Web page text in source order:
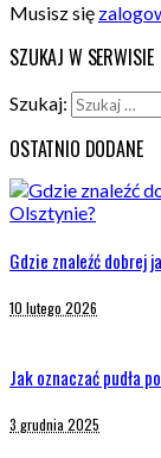
Musisz się
SZUKAJ W SERWISIE
Szukaj:
OSTATNIO DODANE
Gdzie znaleźć dobrej
10 lutego 2026
Jak oznaczać pudła
3 grudnia 2025